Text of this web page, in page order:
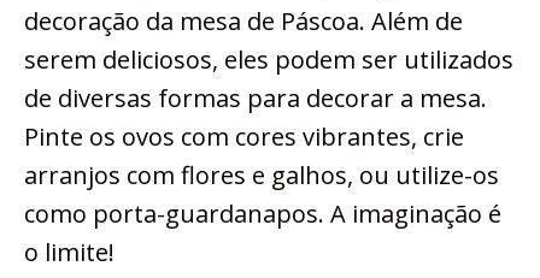
decoração da mesa de Páscoa. Além de
serem deliciosos, eles podem ser utilizados
de diversas formas para decorar a mesa.
Pinte os ovos com cores vibrantes, crie
arranjos com flores e galhos, ou utilize-os
como porta-guardanapos. A imaginação é
o limite!